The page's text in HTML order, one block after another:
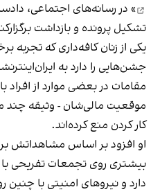
» در رسانه‌های اجتماعی،
تشکیل پرونده و بازداشت
یکی از زنان کافه‌داری که تجربه
جشن‌هایی را دارد به
مقامات در بعضی موارد از
موقعیت مالی‌شان - وثیقه چند
کار کردن منع کرده‌اند.
او افزود بر اساس مشاهداتش
بیشتری روی تجمعات تفریحی
دارد و نیروهای امنیتی با چنین